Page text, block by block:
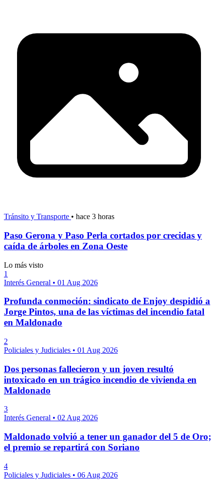
Tránsito y Transporte • hace 3 horas
Paso Gerona y Paso Perla cortados por crecidas y
caída de árboles en Zona Oeste
Lo más visto
1
Interés General • 01 Aug 2026
Profunda conmoción: sindicato de Enjoy despidió a
Jorge Pintos, una de las víctimas del incendio fatal
en Maldonado
2
Policiales y Judiciales • 01 Aug 2026
Dos personas fallecieron y un joven resultó
intoxicado en un trágico incendio de vivienda en
Maldonado
3
Interés General • 02 Aug 2026
Maldonado volvió a tener un ganador del 5 de Oro;
el premio se repartirá con Soriano
4
Policiales y Judiciales • 06 Aug 2026